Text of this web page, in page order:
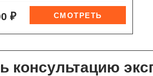
₽
консультацию